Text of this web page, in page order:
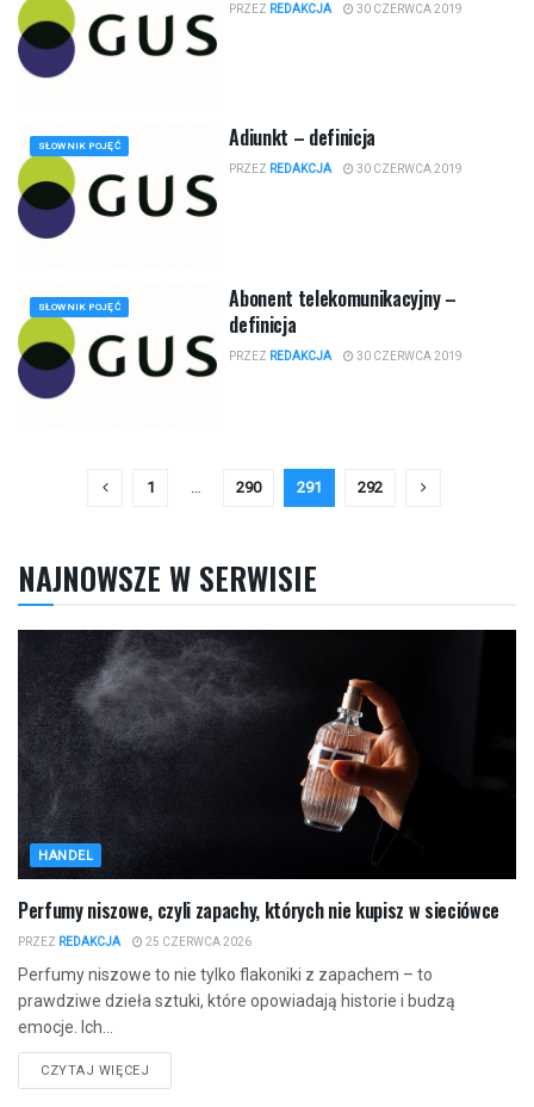
PRZEZ REDAKCJA 30 CZERWCA 2019
SŁOWNIK POJĘĆ Adiunkt – definicja
PRZEZ REDAKCJA 30 CZERWCA 2019
SŁOWNIK POJĘĆ
Abonent telekomunikacyjny –
definicja
PRZEZ REDAKCJA 30 CZERWCA 2019
1 … 290 291 292
NAJNOWSZE W SERWISIE
HANDEL
Perfumy niszowe, czyli zapachy, których nie kupisz w sieciówce
PRZEZ REDAKCJA 25 CZERWCA 2026
Perfumy niszowe to nie tylko flakoniki z zapachem – to
prawdziwe dzieła sztuki, które opowiadają historie i budzą
emocje. Ich...
CZYTAJ WIĘCEJ